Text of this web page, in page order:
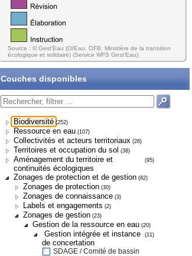
Source : © Gest'Eau (OIEau, OFB, Ministère de la transition
écologique et solidaire) (Service WFS Gest'Eau).
Couches disponibles
Biodiversité (252)
Ressource en eau (107)
Collectivités et acteurs territoriaux (26)
Territoires et occupation du sol (38)
Aménagement du territoire et
continuités écologiques
(95)
Zonages de protection et de gestion (82)
Zonages de protection (30)
Zonages de connaissance (3)
Labels et engagements (2)
Zonages de gestion (23)
Gestion de la ressource en eau (20)
Gestion intégrée et instance
de concertation
(11)
SDAGE / Comité de bassin